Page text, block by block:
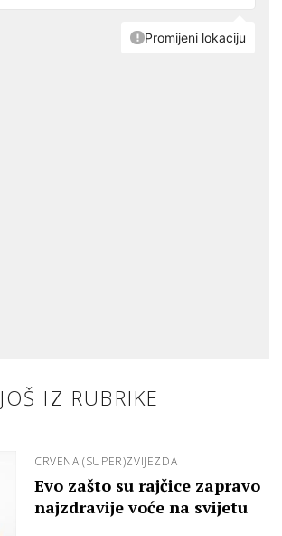
JOŠ IZ RUBRIKE
CRVENA (SUPER)ZVIJEZDA
Evo zašto su rajčice zapravo
najzdravije voće na svijetu